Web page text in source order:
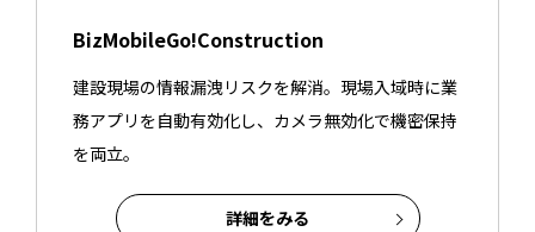
BizMobileGo!Construction
建設現場の情報漏洩リスクを解消。現場入域時に業
務アプリを自動有効化し、カメラ無効化で機密保持
を両立。
詳細をみる